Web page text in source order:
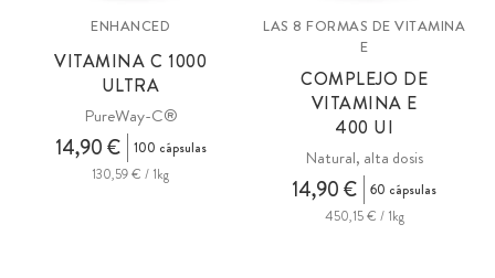
ENHANCED
VITAMINA C 1000
ULTRA
PureWay-C®
14,90 €
100 cápsulas
130,59 € / 1kg
LAS 8 FORMAS DE VITAMINA
E
COMPLEJO DE
VITAMINA E
400 UI
Natural, alta dosis
14,90 €
60 cápsulas
450,15 € / 1kg